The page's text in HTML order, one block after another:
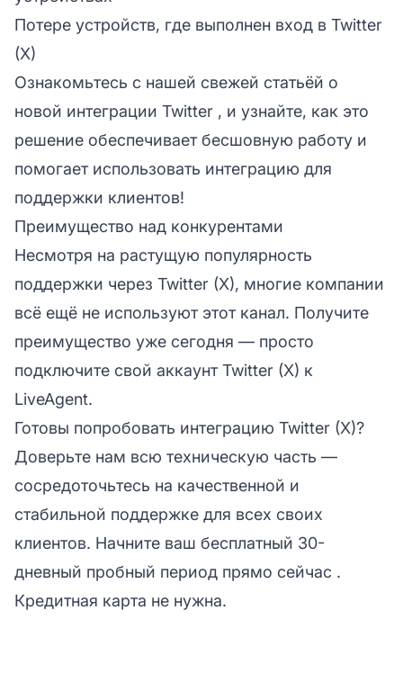
Потере устройств, где выполнен вход в Twitter
(X)
Ознакомьтесь с нашей свежей статьёй о
новой интеграции Twitter , и узнайте, как это
решение обеспечивает бесшовную работу и
помогает использовать интеграцию для
поддержки клиентов!
Преимущество над конкурентами
Несмотря на растущую популярность
поддержки через Twitter (X), многие компании
всё ещё не используют этот канал. Получите
преимущество уже сегодня — просто
подключите свой аккаунт Twitter (X) к
LiveAgent.
Готовы попробовать интеграцию Twitter (X)?
Доверьте нам всю техническую часть —
сосредоточьтесь на качественной и
стабильной поддержке для всех своих
клиентов. Начните ваш бесплатный 30-
дневный пробный период прямо сейчас .
Кредитная карта не нужна.